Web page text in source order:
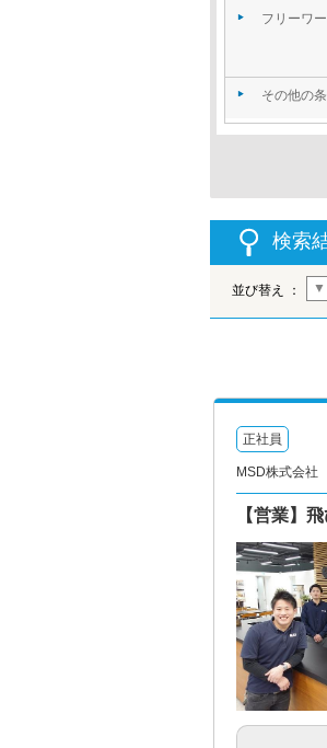
フリーワ
その他の
検索
並び替え ： ▼
正社員
MSD株式会社
【営業】